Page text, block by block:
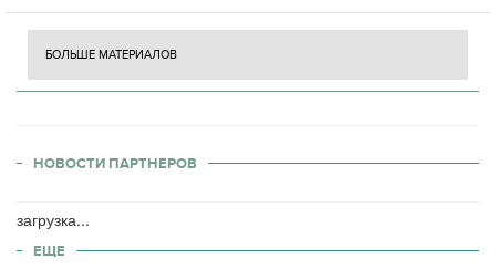
БОЛЬШЕ МАТЕРИАЛОВ
НОВОСТИ ПАРТНЕРОВ
загрузка...
ЕЩЕ